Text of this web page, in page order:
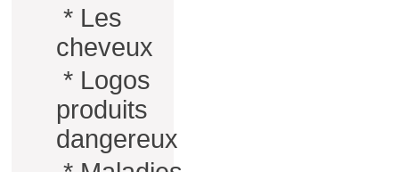
* Les
cheveux
* Logos
produits
dangereux